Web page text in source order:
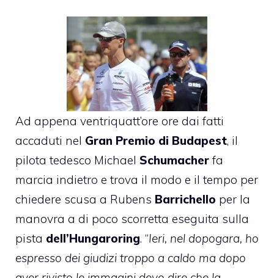
Ad appena ventriquatt’ore ore dai fatti
accaduti nel Gran Premio di Budapest, il
pilota tedesco Michael Schumacher fa
marcia indietro e trova il modo e il tempo per
chiedere scusa a Rubens Barrichello per la
manovra a di poco scorretta eseguita sulla
pista dell’Hungaroring. “Ieri, nel dopogara, ho
espresso dei giudizi troppo a caldo ma dopo